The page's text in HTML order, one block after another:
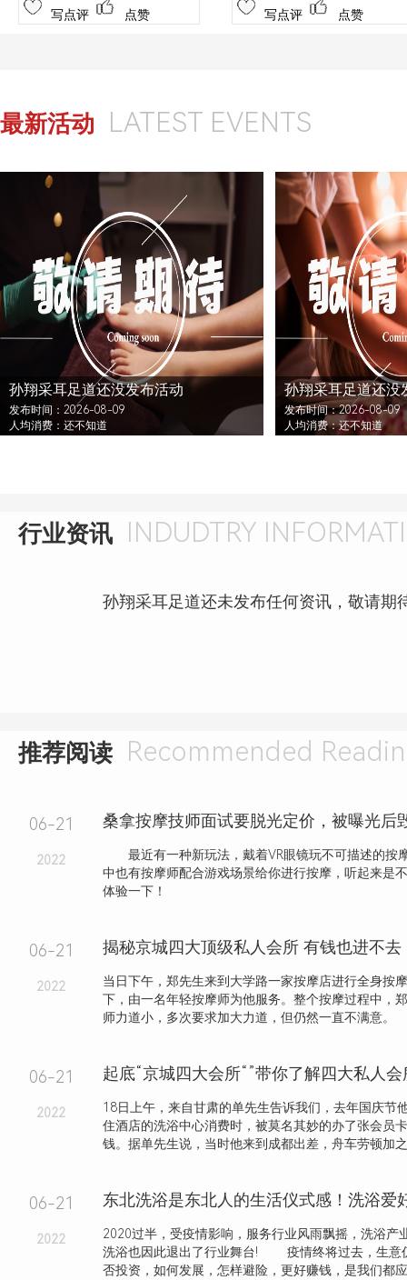
写点评 点赞 写点评 点赞
最新活动 LATEST EVENTS
孙翔采耳足道还没发布活动
发布时间：2026-08-09
人均消费：还不知道
孙翔采耳足道还没
发布时间：2026-08-09
人均消费：还不知道
行业资讯 INDUDTRY
孙翔采耳足道还未发布任何资讯，敬请期
推荐阅读 Recommended
06-21
2022
桑拿按摩技师面试要脱光定价，被曝光后
最近有一种新玩法，戴着VR眼镜玩不可描述的按
中也有按摩师配合游戏场景给你进行按摩，听起来是
体验一下！
06-21
2022
揭秘京城四大顶级私人会所 有钱也进不去
当日下午，郑先生来到大学路一家按摩店进行全身按
下，由一名年轻按摩师为他服务。整个按摩过程中，
师力道小，多次要求加大力道，但仍然一直不满意。
06-21
2022
起底“京城四大会所“”带你了解四大私人
18日上午，来自甘肃的单先生告诉我们，去年国庆节
住酒店的洗浴中心消费时，被莫名其妙的办了张会员
钱。据单先生说，当时他来到成都出差，舟车劳顿加
06-21
2022
2020过半，受疫情影响，服务行业风雨飘摇，洗浴产
洗浴也因此退出了行业舞台! 疫情终将过去，生意
否投资，如何发展，怎样避险，更好赚钱，是我们都